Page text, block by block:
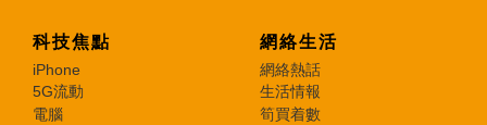
科技焦點
iPhone
5G流動
電腦
網絡生活
網絡熱話
生活情報
筍買着數